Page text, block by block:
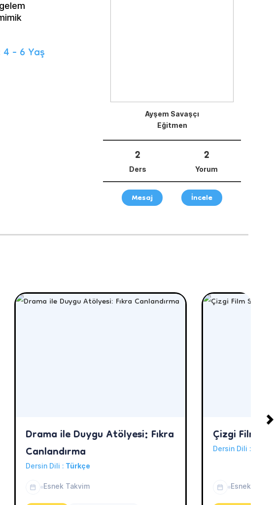
4 - 6 Yaş
Ayşem Savaşçı
Eğitmen
2
Ders
2
Yorum
Mesaj İncele
Drama ile Duygu Atölyesi: Fıkra
Canlandırma
Dersin Dili : Türkçe
Esnek Takvim
Çizgi Film
Dersin Dili :
Esnek